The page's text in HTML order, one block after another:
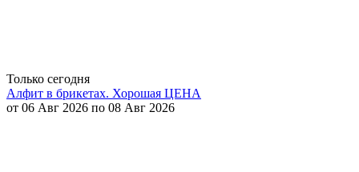
Только сегодня
Алфит в брикетах. Хорошая ЦЕНА
от 06 Авг 2026 по 08 Авг 2026